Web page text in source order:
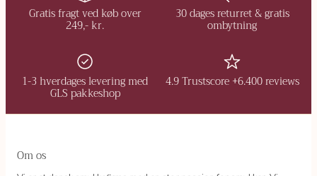
Gratis fragt ved køb over
249,- kr.
30 dages returret & gratis
ombytning
1-3 hverdages levering med
GLS pakkeshop
4.9 Trustscore +6.400 reviews
Om os